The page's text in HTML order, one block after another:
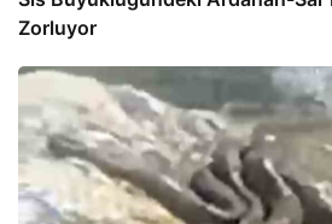
Zorluyor